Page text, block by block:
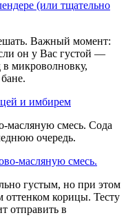
Важный момент:
он у Вас густой —
в микроволновку,
масляную смесь. Сода
очередь.
густым, но при этом
корицы. Тесту
отправить в